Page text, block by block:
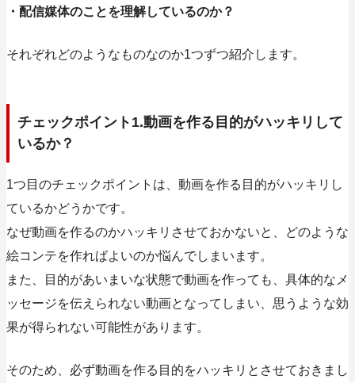
・配信媒体のことを理解しているのか？
それぞれどのようなものなのか1つずつ紹介します。
チェックポイント1.動画を作る目的がハッキリして
いるか？
1つ目のチェックポイントは、動画を作る目的がハッキリし
ているかどうかです。
なぜ動画を作るのかハッキリさせておかないと、どのような
絵コンテを作ればよいのか悩んでしまいます。
また、目的があいまいな状態で動画を作っても、具体的なメ
ッセージを伝えられない動画となってしまい、思うような効
果が得られない可能性があります。
そのため、必ず動画を作る目的をハッキリとさせておきまし